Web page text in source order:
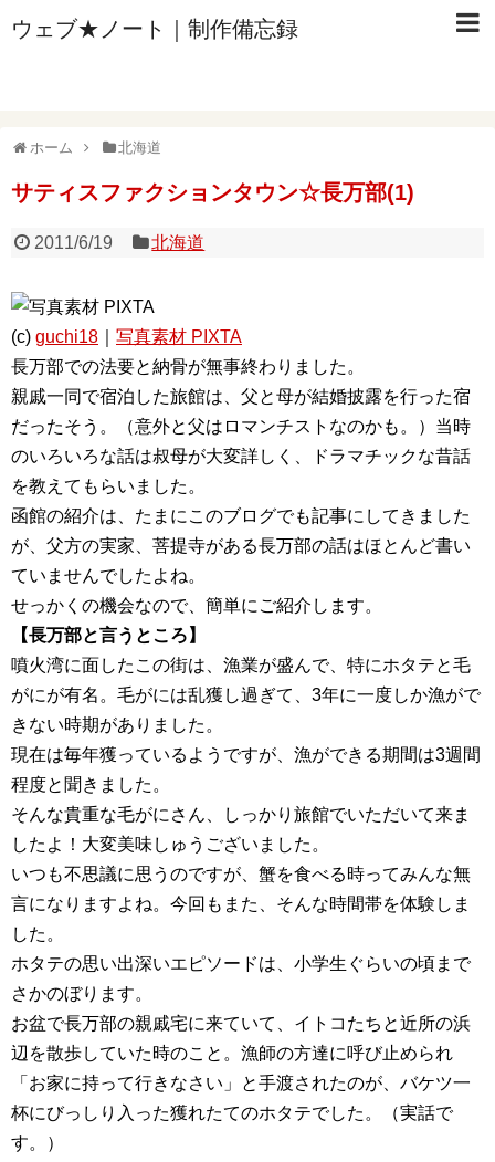
ウェブ★ノート｜制作備忘録
ホーム 北海道
サティスファクションタウン☆長万部(1)
2011/6/19 北海道
(c) guchi18
写真素材 PIXTA
長万部での法要と納骨が無事終わりました。
親戚一同で宿泊した旅館は、父と母が結婚披露を行った宿
だったそう。（意外と父はロマンチストなのかも。）当時
のいろいろな話は叔母が大変詳しく、ドラマチックな昔話
を教えてもらいました。
函館の紹介は、たまにこのブログでも記事にしてきました
が、父方の実家、菩提寺がある長万部の話はほとんど書い
ていませんでしたよね。
せっかくの機会なので、簡単にご紹介します。
【長万部と言うところ】
噴火湾に面したこの街は、漁業が盛んで、特にホタテと毛
がにが有名。毛がには乱獲し過ぎて、3年に一度しか漁がで
きない時期がありました。
現在は毎年獲っているようですが、漁ができる期間は3週間
程度と聞きました。
そんな貴重な毛がにさん、しっかり旅館でいただいて来ま
したよ！大変美味しゅうございました。
いつも不思議に思うのですが、蟹を食べる時ってみんな無
言になりますよね。今回もまた、そんな時間帯を体験しま
した。
ホタテの思い出深いエピソードは、小学生ぐらいの頃まで
さかのぼります。
お盆で長万部の親戚宅に来ていて、イトコたちと近所の浜
辺を散歩していた時のこと。漁師の方達に呼び止められ
「お家に持って行きなさい」と手渡されたのが、バケツ一
杯にびっしり入った獲れたてのホタテでした。（実話で
す。）